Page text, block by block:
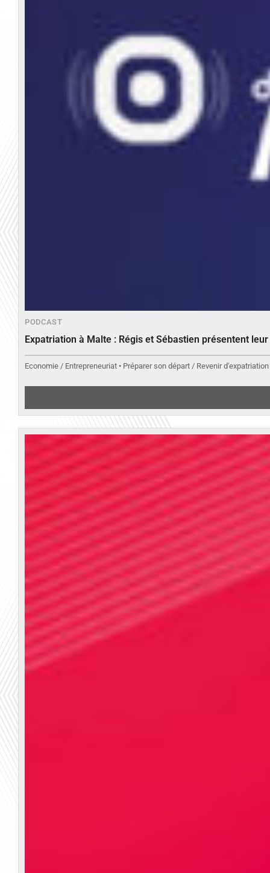
PODCAST
Expatriation à Malte : Régis et Sébastien présentent
Economie / Entrepreneuriat • Préparer son départ / Revenir d'expatriation